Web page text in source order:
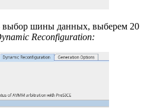
- выбор шины данных, выберем 20
Reconfiguration: